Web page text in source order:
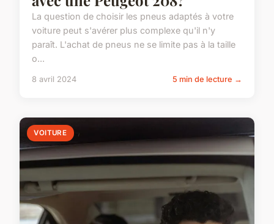
La question de choisir les pneus adaptés à votre
voiture peut s'avérer plus complexe qu'il n'y
paraît. L'achat de pneus ne se limite pas à la taille
o...
8 avril 2024 5 min de lecture →
VOITURE